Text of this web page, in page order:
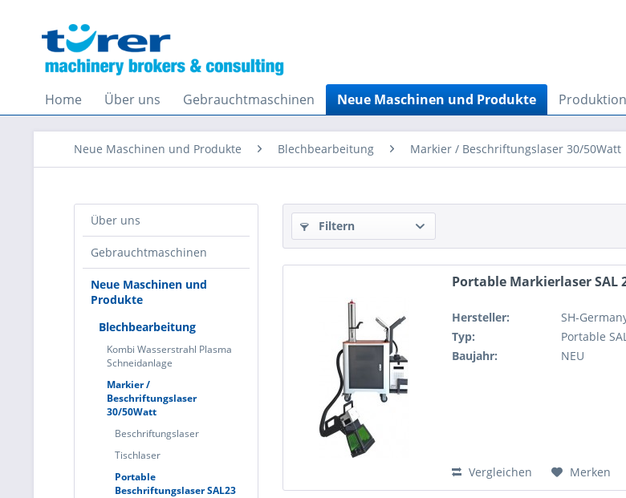
Home Über uns Gebrauchtmaschinen Neue Maschinen und Produkte
Neue Maschinen und Produkte Blechbearbeitung Markier / Beschriftungslaser 30/50Watt
Über uns
Gebrauchtmaschinen
Neue Maschinen und
Produkte
Blechbearbeitung
Kombi Wasserstrahl Plasma
Schneidanlage
Markier /
Beschriftungslaser
30/50Watt
Beschriftungslaser
Tischlaser
Portable
Beschriftungslaser SAL23
Filtern
Portable Markierlaser SAL
Hersteller:
SH-
Typ:
Portable
Baujahr:
NEU
Vergleichen Merken